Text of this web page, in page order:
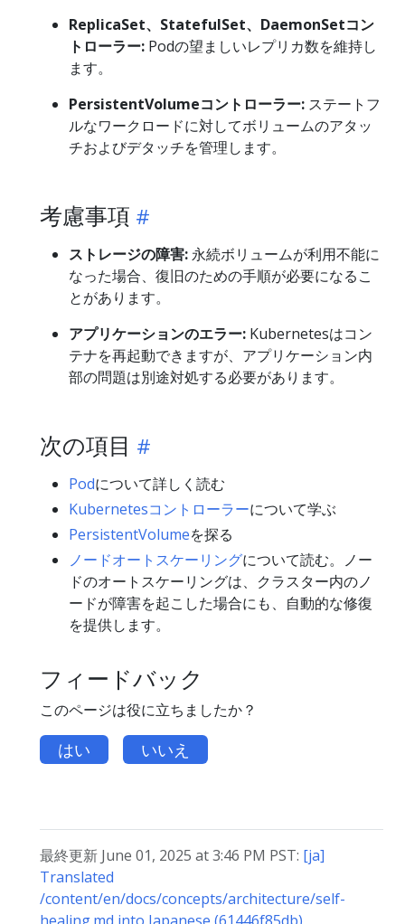
ReplicaSet、StatefulSet、DaemonSetコン
トローラー: Podの望ましいレプリカ数を維持し
ます。
PersistentVolumeコントローラー: ステートフ
ルなワークロードに対してボリュームのアタッ
チおよびデタッチを管理します。
考慮事項
ストレージの障害: 永続ボリュームが利用不能に
なった場合、復旧のための手順が必要になるこ
とがあります。
アプリケーションのエラー: Kubernetesはコン
テナを再起動できますが、アプリケーション内
部の問題は別途対処する必要があります。
次の項目
Podについて詳しく読む
Kubernetesコントローラーについて学ぶ
PersistentVolumeを探る
ノードオートスケーリングについて読む。ノー
ドのオートスケーリングは、クラスター内のノ
ードが障害を起こした場合にも、自動的な修復
を提供します。
フィードバック
このページは役に立ちましたか？
はい いいえ
最終更新 June 01, 2025 at 3:46 PM PST: [ja]
Translated
/content/en/docs/concepts/architecture/self-